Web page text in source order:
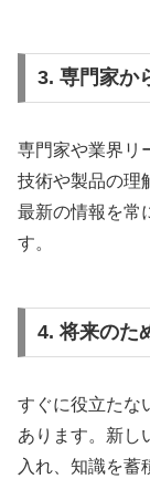
3. 専門家か
専門家や業界リ
技術や製品の理
最新の情報を常
す。
4. 将来のた
すぐに役立たな
あります。新し
入れ、知識を蓄